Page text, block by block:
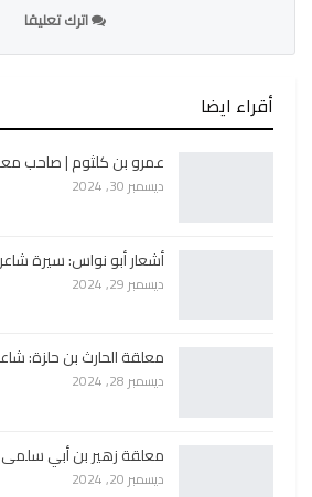
اترك تعليقا
أقراء ايضا
عمرو بن كلثوم | صاحب
ديسمبر 30, 2024
أشعار أبو نواس: سيرة شاعر
ديسمبر 29, 2024
معلقة الحارث بن حلزة:
ديسمبر 28, 2024
معلقة زهير بن أبي
ديسمبر 20, 2024